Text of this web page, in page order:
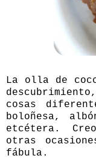
La olla de
cosas
boloñesa,
etcétera.
otras
fábula.